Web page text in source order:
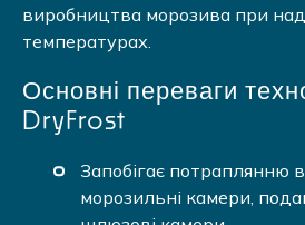
виробництва морозива при
температурах.
Основні переваги
DryFrost
Запобігає потраплянню
морозильні камери,